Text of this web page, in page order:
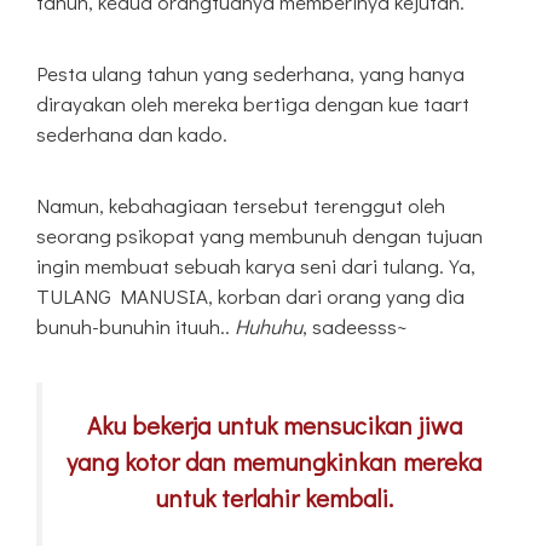
Pesta ulang tahun yang sederhana, yang hanya
dirayakan oleh mereka bertiga dengan kue taart
sederhana dan kado.
Namun, kebahagiaan tersebut terenggut oleh
seorang psikopat yang membunuh dengan tujuan
ingin membuat sebuah karya seni dari tulang. Ya,
TULANG MANUSIA, korban dari orang yang dia
bunuh-bunuhin ituuh.. Huhuhu, sadeesss~
Aku bekerja untuk mensucikan jiwa
yang kotor dan memungkinkan mereka
untuk terlahir kembali.